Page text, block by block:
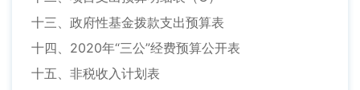
十三、政府性基金拨款支出预算表
十四、2020年“三公”经费预算公开表
十五、非税收入计划表